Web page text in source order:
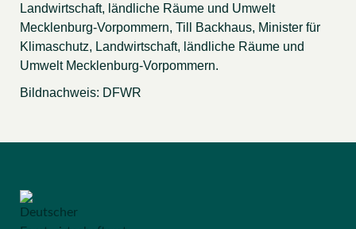
Landwirtschaft, ländliche Räume und Umwelt
Mecklenburg-Vorpommern, Till Backhaus, Minister für
Klimaschutz, Landwirtschaft, ländliche Räume und
Umwelt Mecklenburg-Vorpommern.
Bildnachweis: DFWR